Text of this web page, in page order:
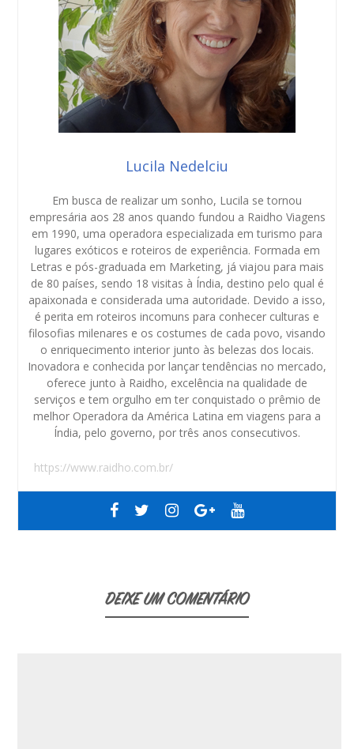
Lucila Nedelciu
Em busca de realizar um sonho, Lucila se tornou
empresária aos 28 anos quando fundou a Raidho Viagens
em 1990, uma operadora especializada em turismo para
lugares exóticos e roteiros de experiência. Formada em
Letras e pós-graduada em Marketing, já viajou para mais
de 80 países, sendo 18 visitas à Índia, destino pelo qual é
apaixonada e considerada uma autoridade. Devido a isso,
é perita em roteiros incomuns para conhecer culturas e
filosofias milenares e os costumes de cada povo, visando
o enriquecimento interior junto às belezas dos locais.
Inovadora e conhecida por lançar tendências no mercado,
oferece junto à Raidho, excelência na qualidade de
serviços e tem orgulho em ter conquistado o prêmio de
melhor Operadora da América Latina em viagens para a
Índia, pelo governo, por três anos consecutivos.
https://www.raidho.com.br/
DEIXE UM COMENTÁRIO